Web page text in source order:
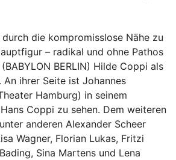
die kompromisslose Nähe zu
– radikal und ohne Pathos
BERLIN) Hilde Coppi als
ihrer Seite ist Johannes
Hamburg) in seinem
Coppi zu sehen. Dem weiteren
anderen Alexander Scheer
Wagner, Florian Lukas, Fritzi
Sina Martens und Lena